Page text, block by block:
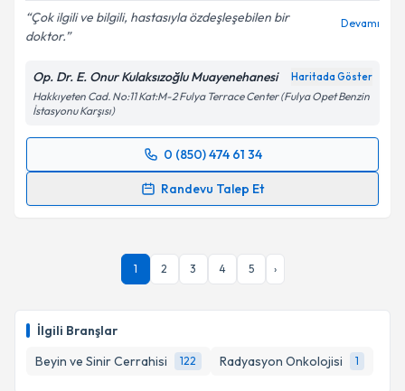
İlgili Branşlar
Beyin ve Sinir Cerrahisi
122 Radyasyon Onkolojisi 1
kapsamda işlenmesini kabul ediyorum.
Takvim Talebini Gönder
Çok ilgili ve bilgili, hastasıyla özdeşleşebilen bir
doktor.
Devamı
Op. Dr. E. Onur Kulaksızoğlu Muayenehanesi Haritada Göster
Hakkıyeten Cad. No:11 Kat:M-2 Fulya Terrace Center (Fulya Opet Benzin
İstasyonu Karşısı)
0 (850) 474 61 34
Randevu Talep Et
Randevu Takvimi Talebi
için bir takvim hazırlandığında e-posta ile
bilgilendireceğiz.
E-posta Adresiniz
1 2 3 4 5 ›